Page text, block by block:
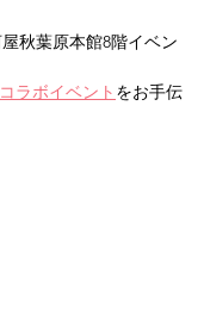
秋葉原本館8階イベン
ラボイベント をお手伝